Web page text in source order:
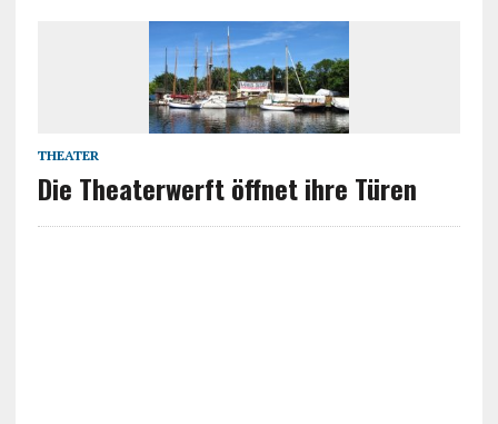
THEATER
Die Theaterwerft öffnet ihre Türen